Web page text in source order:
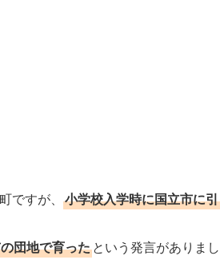
ですが、 小学校入学時に国立市に
団地で育ったという発言がありまし